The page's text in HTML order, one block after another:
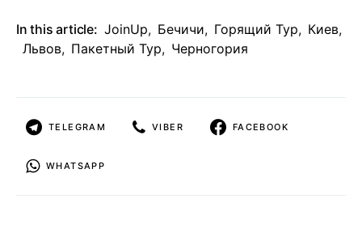
In this article: JoinUp, Бечичи, Горящий Тур, Киев,
Львов, Пакетный Тур, Черногория
TELEGRAM VIBER FACEBOOK
WHATSAPP